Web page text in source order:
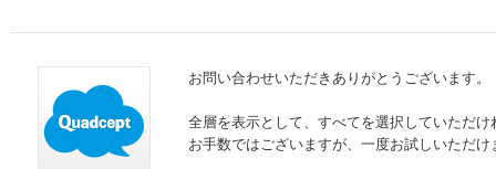
お問い合わせいただきありがとうございます。
全層を表示として、すべてを選択していただ
お手数ではございますが、一度お試しいただ